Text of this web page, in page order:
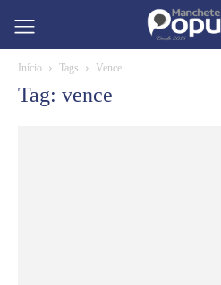
Início Tags Vence
Tag: vence